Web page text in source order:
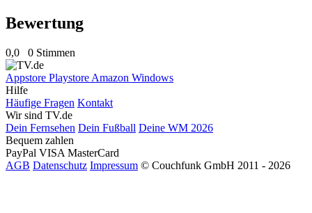
Bewertung
0,0 0 Stimmen
Appstore Playstore Amazon Windows
Hilfe
Häufige Fragen Kontakt
Wir sind TV.de
Dein Fernsehen Dein Fußball Deine WM 2026
Bequem zahlen
PayPal VISA MasterCard
AGB Datenschutz Impressum © Couchfunk GmbH 2011 - 2026